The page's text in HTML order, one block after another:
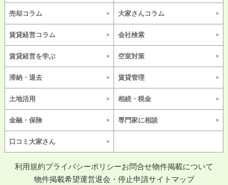
売却コラム 大家さんコラム
賃貸経営コラム 会社検索
賃貸経営を学ぶ 空室対策
滞納・退去 賃貸管理
土地活用 相続・税金
金融・保険 専門家に相談
口コミ大家さん
利用規約プライバシーポリシーお問合せ物件掲載について
物件掲載希望運営退会・停止申請サイトマップ